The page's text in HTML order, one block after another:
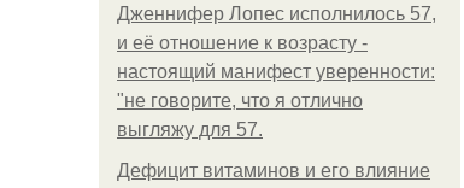
Дженнифер Лопес исполнилось 57,
и её отношение к возрасту -
настоящий манифест уверенности:
"не говорите, что я отлично
выгляжу для 57.
Дефицит витаминов и его влияние